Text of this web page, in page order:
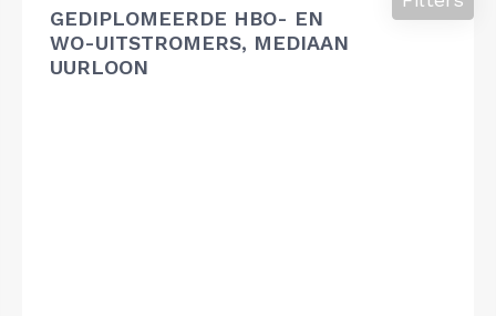
GEDIPLOMEERDE HBO- EN
WO-UITSTROMERS, MEDIAAN
UURLOON